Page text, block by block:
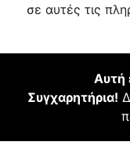
σε αυτές τις
Αυτή
Συγχαρητήρια!